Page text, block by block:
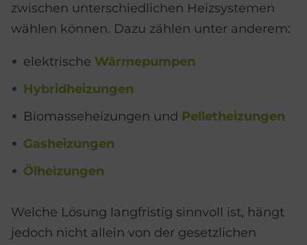
zwischen unterschiedlichen Heizsystemen
wählen können. Dazu zählen unter anderem:
elektrische Wärmepumpen
Hybridheizungen
Biomasseheizungen und Pelletheizungen
Gasheizungen
Ölheizungen
Welche Lösung langfristig sinnvoll ist, hängt
jedoch nicht allein von der gesetzlichen